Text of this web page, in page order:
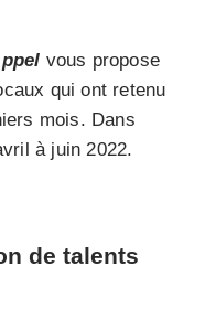
vous propose
qui ont retenu
mois. Dans
à juin 2022.
de talents